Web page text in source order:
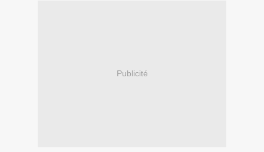
Publicité